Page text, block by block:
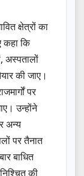
क्षेत्रों का
कहा कि
अस्पतालों
की जाए।
पर
उन्होंने
अन्य
पर तैनात
बाधित
की